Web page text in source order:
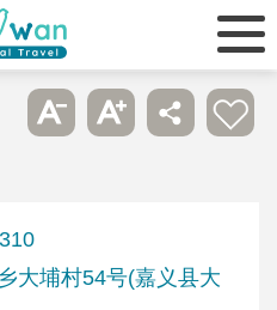
大埔村54号(嘉义县大